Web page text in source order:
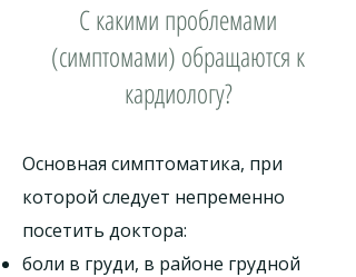
С какими проблемами
(симптомами) обращаются к
кардиологу?
Основная симптоматика, при
которой следует непременно
посетить доктора:
боли в груди, в районе грудной